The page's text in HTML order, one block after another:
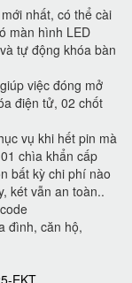
nhất, có thể cài
màn hình LED
tự động khóa bàn
việc đóng mở
điện tử, 02 chốt
vụ khi hết pin mà
chìa khẩn cấp
bất kỳ chi phí nào
két vẫn an toàn..
đình, căn hộ,